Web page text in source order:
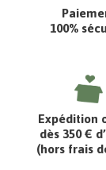
100%
Expédition
dès 350 €
(hors frais